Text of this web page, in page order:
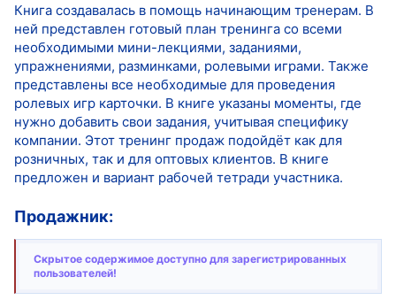
Книга создавалась в помощь начинающим тренерам. В
ней представлен готовый план тренинга со всеми
необходимыми мини-лекциями, заданиями,
упражнениями, разминками, ролевыми играми. Также
представлены все необходимые для проведения
ролевых игр карточки. В книге указаны моменты, где
нужно добавить свои задания, учитывая специфику
компании. Этот тренинг продаж подойдёт как для
розничных, так и для оптовых клиентов. В книге
предложен и вариант рабочей тетради участника.
Продажник:
Скрытое содержимое доступно для зарегистрированных
пользователей!